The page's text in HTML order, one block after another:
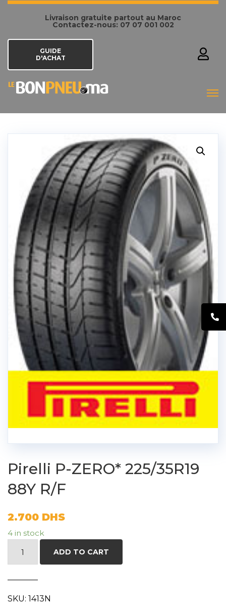
Livraison gratuite partout au Maroc
Contactez-nous: 07 07 001 002
GUIDE
D'ACHAT
Pirelli P-ZERO* 225/35R19
88Y R/F
2.700 DHS
4 in stock
88Y
ADD TO CART
SKU: 1413N